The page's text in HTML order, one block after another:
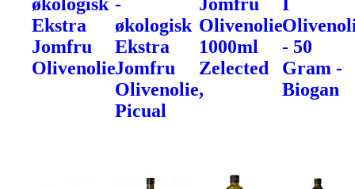
Ekstra
Jomfru
Olivenolie
økologisk
Ekstra
Jomfru
Olivenolie,
Picual
Olivenolie
1000ml
Zelected
- 50
Gram -
Biogan